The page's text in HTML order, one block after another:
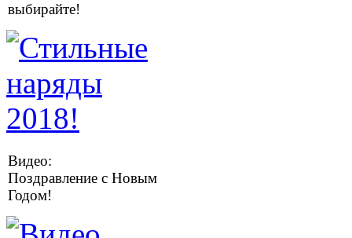
выбирайте!
Видео:
Поздравление с Новым
Годом!